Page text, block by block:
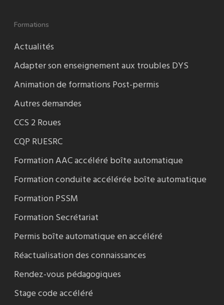
Formations
Actualités
Adapter son enseignement aux troubles DYS
Animation de formations Post-permis
Autres demandes
CCS 2 Roues
CQP RUESRC
Formation AAC accéléré boîte automatique
Formation conduite accélérée boîte automatique
Formation PSSM
Formation Secrétariat
Permis boîte automatique en accéléré
Réactualisation des connaissances
Rendez-vous pédagogiques
Stage code accéléré